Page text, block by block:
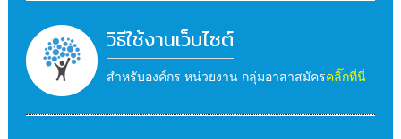
วิธีใช้งานเว็บไซต์
สำหรับองค์กร หน่วยงาน กลุ่มอาสาสมัครคลิ๊กที่นี่